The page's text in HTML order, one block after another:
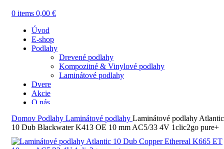
0 items 0,00 €
Úvod
E-shop
Podlahy
Drevené podlahy
Kompozitné & Vinylové podlahy
Laminátové podlahy
Dvere
Akcie
O nás
Domov Podlahy Laminátové podlahy Laminátové podlahy Atlantic
10 Dub Blackwater K413 OE 10 mm AC5/33 4V 1clic2go pure+